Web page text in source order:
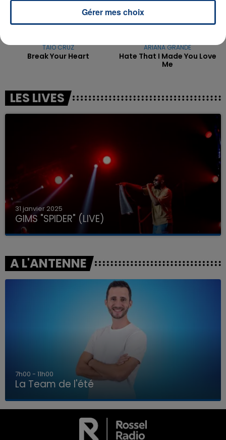
LA TEAM DE L'ÉTÉ
TAIO CRUZ
Break Your Heart
ARIANA GRANDE
Hate That I Made You Love
Me
LES LIVES
31 janvier 2025
GIMS "SPIDER" (LIVE)
A L'ANTENNE
7h00 - 11h00
La Team de l'été
Gérer mes choix